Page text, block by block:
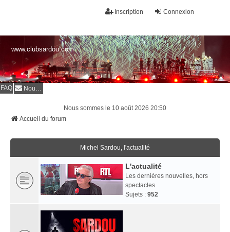
Connexion
Inscription
www.clubsardou.com
FAQ Nous contacter
Nous sommes le 10 août 2026 20:50
Accueil du forum
Michel Sardou, l'actualité
L'actualité
Les dernières nouvelles, hors
spectacles
Sujets : 952